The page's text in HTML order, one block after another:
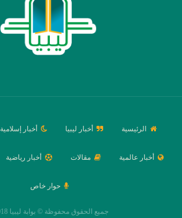
الرئيسية أخبار ليبيا أخبار إسلامية
أخبار عالمية مقالات أخبار رياضية
حوار خاص
جميع الحقوق محفوظة © بوابة ليبيا 2018.